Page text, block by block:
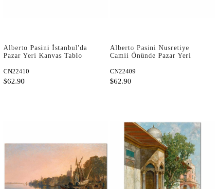
Alberto Pasini İstanbul'da
Pazar Yeri Kanvas Tablo
CN22410
$62.90
Alberto Pasini Nusretiye
Camii Önünde Pazar Yeri
CN22409
$62.90